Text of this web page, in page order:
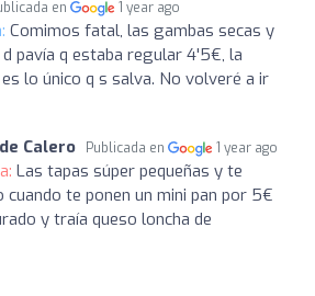
en 1 year ago
Comimos fatal, las gambas secas y
pavía q estaba regular 4'5€, la
lo único q s salva. No volveré a ir
Calero Publicada en 1 year ago
Las tapas súper pequeñas y te
cuando te ponen un mini pan por 5€
y traía queso loncha de